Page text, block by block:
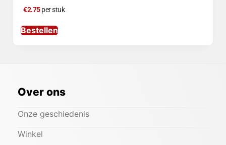
€2.75per stuk
Bestellen
Over ons
Onze geschiedenis
Winkel